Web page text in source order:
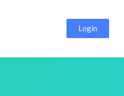
Login